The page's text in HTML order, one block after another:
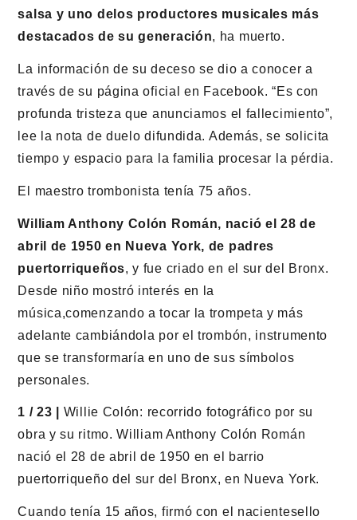
salsa y uno delos productores musicales más
destacados de su generación, ha muerto.
La información de su deceso se dio a conocer a
través de su página oficial en Facebook. “Es con
profunda tristeza que anunciamos el fallecimiento”,
lee la nota de duelo difundida. Además, se solicita
tiempo y espacio para la familia procesar la pérdia.
El maestro trombonista tenía 75 años.
William Anthony Colón Román, nació el 28 de
abril de 1950 en Nueva York, de padres
puertorriqueños, y fue criado en el sur del Bronx.
Desde niño mostró interés en la
música,comenzando a tocar la trompeta y más
adelante cambiándola por el trombón, instrumento
que se transformaría en uno de sus símbolos
personales.
1 / 23 | Willie Colón: recorrido fotográfico por su
obra y su ritmo. William Anthony Colón Román
nació el 28 de abril de 1950 en el barrio
puertorriqueño del sur del Bronx, en Nueva York.
Cuando tenía 15 años, firmó con el nacientesello